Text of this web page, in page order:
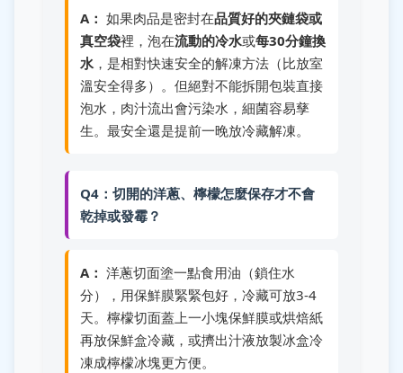
A： 如果肉品是密封在品質好的夾鏈袋或
真空袋裡，泡在流動的冷水或每30分鐘換
水，是相對快速安全的解凍方法（比放室
溫安全得多）。但絕對不能拆開包裝直接
泡水，肉汁流出會污染水，細菌容易孳
生。最安全還是提前一晚放冷藏解凍。
Q4：切開的洋蔥、檸檬怎麼保存才不會
乾掉或發霉？
A： 洋蔥切面塗一點食用油（鎖住水
分），用保鮮膜緊緊包好，冷藏可放3-4
天。檸檬切面蓋上一小塊保鮮膜或烘焙紙
再放保鮮盒冷藏，或擠出汁液放製冰盒冷
凍成檸檬冰塊更方便。